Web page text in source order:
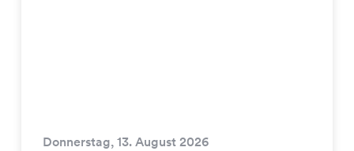
Donnerstag, 13. August 2026